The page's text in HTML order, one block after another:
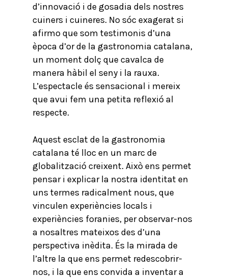
d’innovació i de gosadia dels nostres
cuiners i cuineres. No sóc exagerat si
afirmo que som testimonis d’una
època d’or de la gastronomia catalana,
un moment dolç que cavalca de
manera hàbil el seny i la rauxa.
L’espectacle és sensacional i mereix
que avui fem una petita reflexió al
respecte.
Aquest esclat de la gastronomia
catalana té lloc en un marc de
globalització creixent. Això ens permet
pensar i explicar la nostra identitat en
uns termes radicalment nous, que
vinculen experiències locals i
experiències foranies, per observar-nos
a nosaltres mateixos des d’una
perspectiva inèdita. És la mirada de
l’altre la que ens permet redescobrir-
nos, i la que ens convida a inventar a